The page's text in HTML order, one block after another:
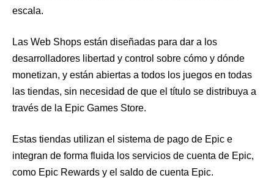
escala.
Las Web Shops están diseñadas para dar a los
desarrolladores libertad y control sobre cómo y dónde
monetizan, y están abiertas a todos los juegos en todas
las tiendas, sin necesidad de que el título se distribuya a
través de la Epic Games Store.
Estas tiendas utilizan el sistema de pago de Epic e
integran de forma fluida los servicios de cuenta de Epic,
como Epic Rewards y el saldo de cuenta Epic.